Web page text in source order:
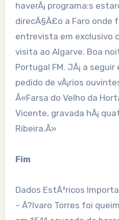
haverÃ¡ programa:s
direcÃ§Ã£o a Faro onde
entrevista em exclusivo
visita ao Algarve. Boa
Portugal FM. JÃ¡ a
pedido de vÃ¡rios
Â«Farsa do Velho da
Vicente, gravada hÃ¡
Ribeira.Â»
Fim
Dados EstÃ³ricos
– Ã?lvaro Torres foi